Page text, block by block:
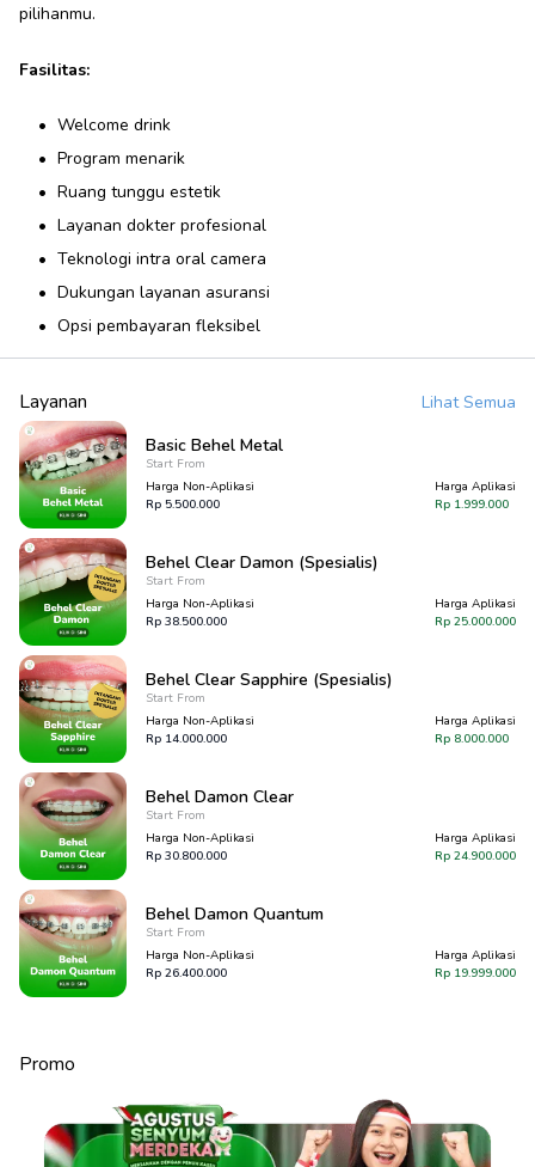
pilihanmu.
Fasilitas:
Welcome drink
Program menarik
Ruang tunggu estetik
Layanan dokter profesional
Teknologi intra oral camera
Dukungan layanan asuransi
Opsi pembayaran fleksibel
Layanan
Lihat Semua
Basic Behel Metal
Start From
Harga Non-Aplikasi
Rp 5.500.000
Harga Aplikasi
Rp 1.999.000
Behel Clear Damon (Spesialis)
Start From
Harga Non-Aplikasi
Rp 38.500.000
Harga Aplikasi
Rp 25.000.000
Behel Clear Sapphire (Spesialis)
Start From
Harga Non-Aplikasi
Rp 14.000.000
Harga Aplikasi
Rp 8.000.000
Behel Damon Clear
Start From
Harga Non-Aplikasi
Rp 30.800.000
Harga Aplikasi
Rp 24.900.000
Behel Damon Quantum
Start From
Harga Non-Aplikasi
Rp 26.400.000
Harga Aplikasi
Rp 19.999.000
Promo